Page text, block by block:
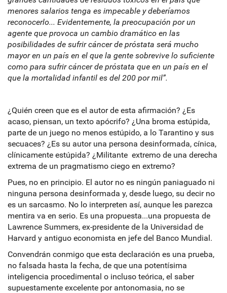
menores salarios tenga es impecable y deberíamos
reconocerlo... Evidentemente, la preocupación por un
agente que provoca un cambio dramático en las
posibilidades de sufrir cáncer de próstata será mucho
mayor en un país en el que la gente sobrevive lo suficiente
como para sufrir cáncer de próstata que en un país en el
que la mortalidad infantil es del 200 por mil”.
¿Quién creen que es el autor de esta afirmación? ¿Es
acaso, piensan, un texto apócrifo? ¿Una broma estúpida,
parte de un juego no menos estúpido, a lo Tarantino y sus
secuaces? ¿Es su autor una persona desinformada, cínica,
clínicamente estúpida? ¿Militante extremo de una derecha
extrema de un pragmatismo ciego en extremo?
Pues, no en principio. El autor no es ningún paniaguado ni
ninguna persona desinformada y, desde luego, su decir no
es un sarcasmo. No lo interpreten así, aunque les parezca
mentira va en serio. Es una propuesta...una propuesta de
Lawrence Summers, ex-presidente de la Universidad de
Harvard y antiguo economista en jefe del Banco Mundial.
Convendrán conmigo que esta declaración es una prueba,
no falsada hasta la fecha, de que una potentísima
inteligencia procedimental o incluso teórica, el saber
supuestamente excelente por antonomasia, no se